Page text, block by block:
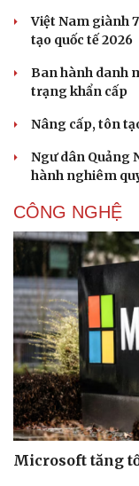
Việt Nam giành
tạo quốc tế 2026
Ban hành danh
trạng khẩn cấp
Nâng cấp, tôn
Ngư dân Quảng
hành nghiêm
CÔNG NGHỆ
Microsoft tăng